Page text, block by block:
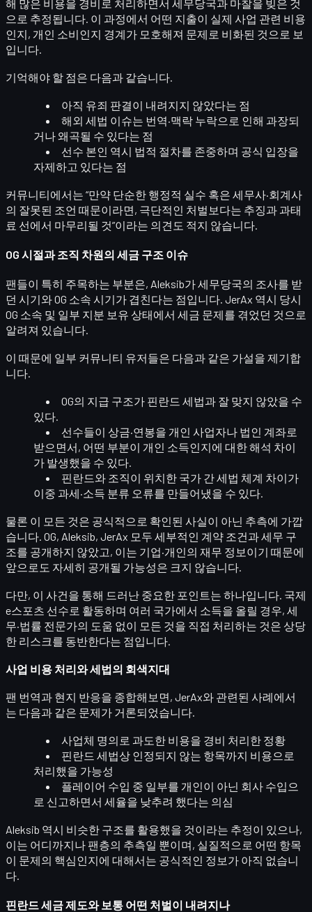
해 많은 비용을 경비로 처리 하면서 세무당국과 마찰을 빚은 것
으로 추정됩니다. 이 과정에서 어떤 지출이 실제 사업 관련 비용
인지, 개인 소비인지 경계가 모호해져 문제로 비화된 것으로 보
입니다.
기억해야 할 점은 다음과 같습니다.
아직 유죄 판결이 내려지지 않았다는 점
해외 세법 이슈는 번역·맥락 누락으로 인해 과장되
거나 왜곡될 수 있다는 점
선수 본인 역시 법적 절차를 존중하며 공식 입장을
자제하고 있다는 점
커뮤니티에서는 “만약 단순한 행정적 실수 혹은 세무사·회계사
의 잘못된 조언 때문이라면, 극단적인 처벌보다는 추징과 과태
료 선에서 마무리될 것”이라는 의견도 적지 않습니다.
OG 시절과 조직 차원의 세금 구조 이슈
팬들이 특히 주목하는 부분은, Aleksib가 세무당국의 조사를 받
던 시기와OG 소속 시기가 겹친다는 점입니다. JerAx 역시 당시
OG 소속 및 일부 지분 보유 상태에서 세금 문제를 겪었던 것으로
알려져 있습니다.
이 때문에 일부 커뮤니티 유저들은 다음과 같은 가설을 제기합
니다.
OG의 지급 구조가 핀란드 세법과 잘 맞지 않았을 수
있다.
선수들이 상금·연봉을 개인 사업자나 법인 계좌로
받으면서, 어떤 부분이 개인 소득인지에 대한 해석 차이
가 발생했을 수 있다.
핀란드와 조직이 위치한 국가 간 세법 체계 차이가
이중 과세·소득 분류 오류를 만들어냈을 수 있다.
물론 이 모든 것은 공식적으로 확인된 사실이 아닌 추측에 가깝
습니다. OG, Aleksib, JerAx 모두 세부적인 계약 조건과 세무 구
조를 공개하지 않았고, 이는 기업·개인의 재무 정보이기 때문에
앞으로도 자세히 공개될 가능성은 크지 않습니다.
다만, 이 사건을 통해 드러난 중요한 포인트는 하나입니다. 국제
e스포츠 선수로 활동하며 여러 국가에서 소득을 올릴 경우, 세
무·법률 전문가의 도움 없이 모든 것을 직접 처리하는 것은 상당
한 리스크를 동반한다는 점입니다.
사업 비용 처리와 세법의 회색지대
팬 번역과 현지 반응을 종합해보면, JerAx와 관련된 사례에서
는 다음과 같은 문제가 거론되었습니다.
사업체 명의로 과도한 비용을 경비 처리한 정황
핀란드 세법상 인정되지 않는 항목까지 비용으로
처리했을 가능성
플레이어 수입 중 일부를 개인이 아닌 회사 수입 으
로 신고하면서 세율을 낮추려 했다는 의심
Aleksib 역시 비슷한 구조를 활용했을 것이라는 추정이 있으나,
이는 어디까지나 팬층의 추측일 뿐이며, 실질적으로 어떤 항목
이 문제의 핵심인지에 대해서는 공식적인 정보가 아직 없습니
다.
핀란드 세금 제도와 보통 어떤 처벌이 내려지나